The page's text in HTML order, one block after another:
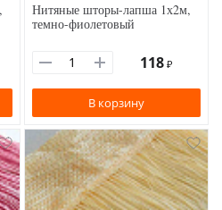
Нитяные шторы-лапша 1х2м,
темно-фиолетовый
118 ₽
В корзину